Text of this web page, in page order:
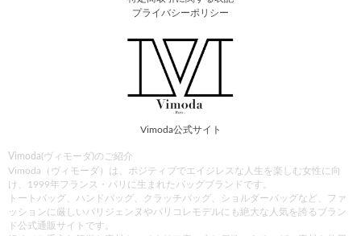
プライバシーポリシー
Vimoda公式サイト
Vimoda(ヴィモーダ)のご紹介
Vimoda（ヴィモーダ）は、ポジティブでエイジレスな人生を楽しむ女性に向
け、1999年フランス・パリに生まれたバッグブランドです。
トートバッグ、ハンドバッグ、クラッチバッグ、ショルダーバッグなど、ファ
ッションに厳しいパリジェンヌやパリコレモデルにも絶大な人気を誇るブラン
ド公式通販サイトです。